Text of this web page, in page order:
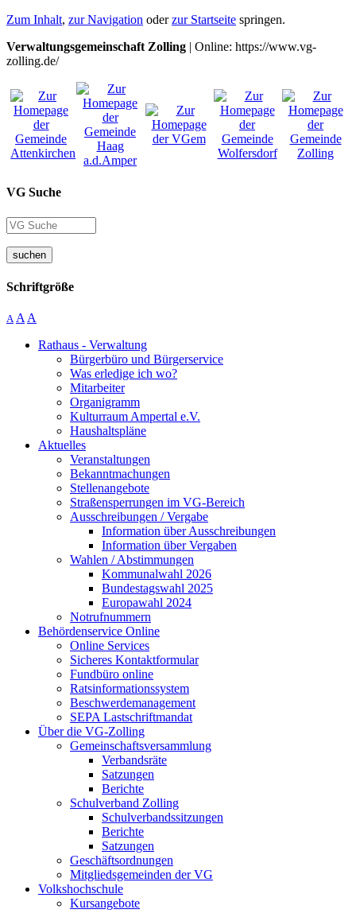
Zum Inhalt, zur Navigation oderzur Startseite springen.
Verwaltungsgemeinschaft Zolling | Online: https://www.vg-
zolling.de/
VG Suche
suchen
Schriftgröße
A A A
Rathaus - Verwaltung
Bürgerbüro und Bürgerservice
Was erledige ich wo?
Mitarbeiter
Organigramm
Kulturraum Ampertal e.V.
Haushaltspläne
Aktuelles
Veranstaltungen
Bekanntmachungen
Stellenangebote
Straßensperrungen im VG-Bereich
Ausschreibungen / Vergabe
Information über Ausschreibungen
Information über Vergaben
Wahlen / Abstimmungen
Kommunalwahl 2026
Bundestagswahl 2025
Europawahl 2024
Notrufnummern
Behördenservice Online
Online Services
Sicheres Kontaktformular
Fundbüro online
Ratsinformationssystem
Beschwerdemanagement
SEPA Lastschriftmandat
Über die VG-Zolling
Gemeinschaftsversammlung
Verbandsräte
Satzungen
Berichte
Schulverband Zolling
Schulverbandssitzungen
Berichte
Satzungen
Geschäftsordnungen
Mitgliedsgemeinden der VG
Volkshochschule
Kursangebote